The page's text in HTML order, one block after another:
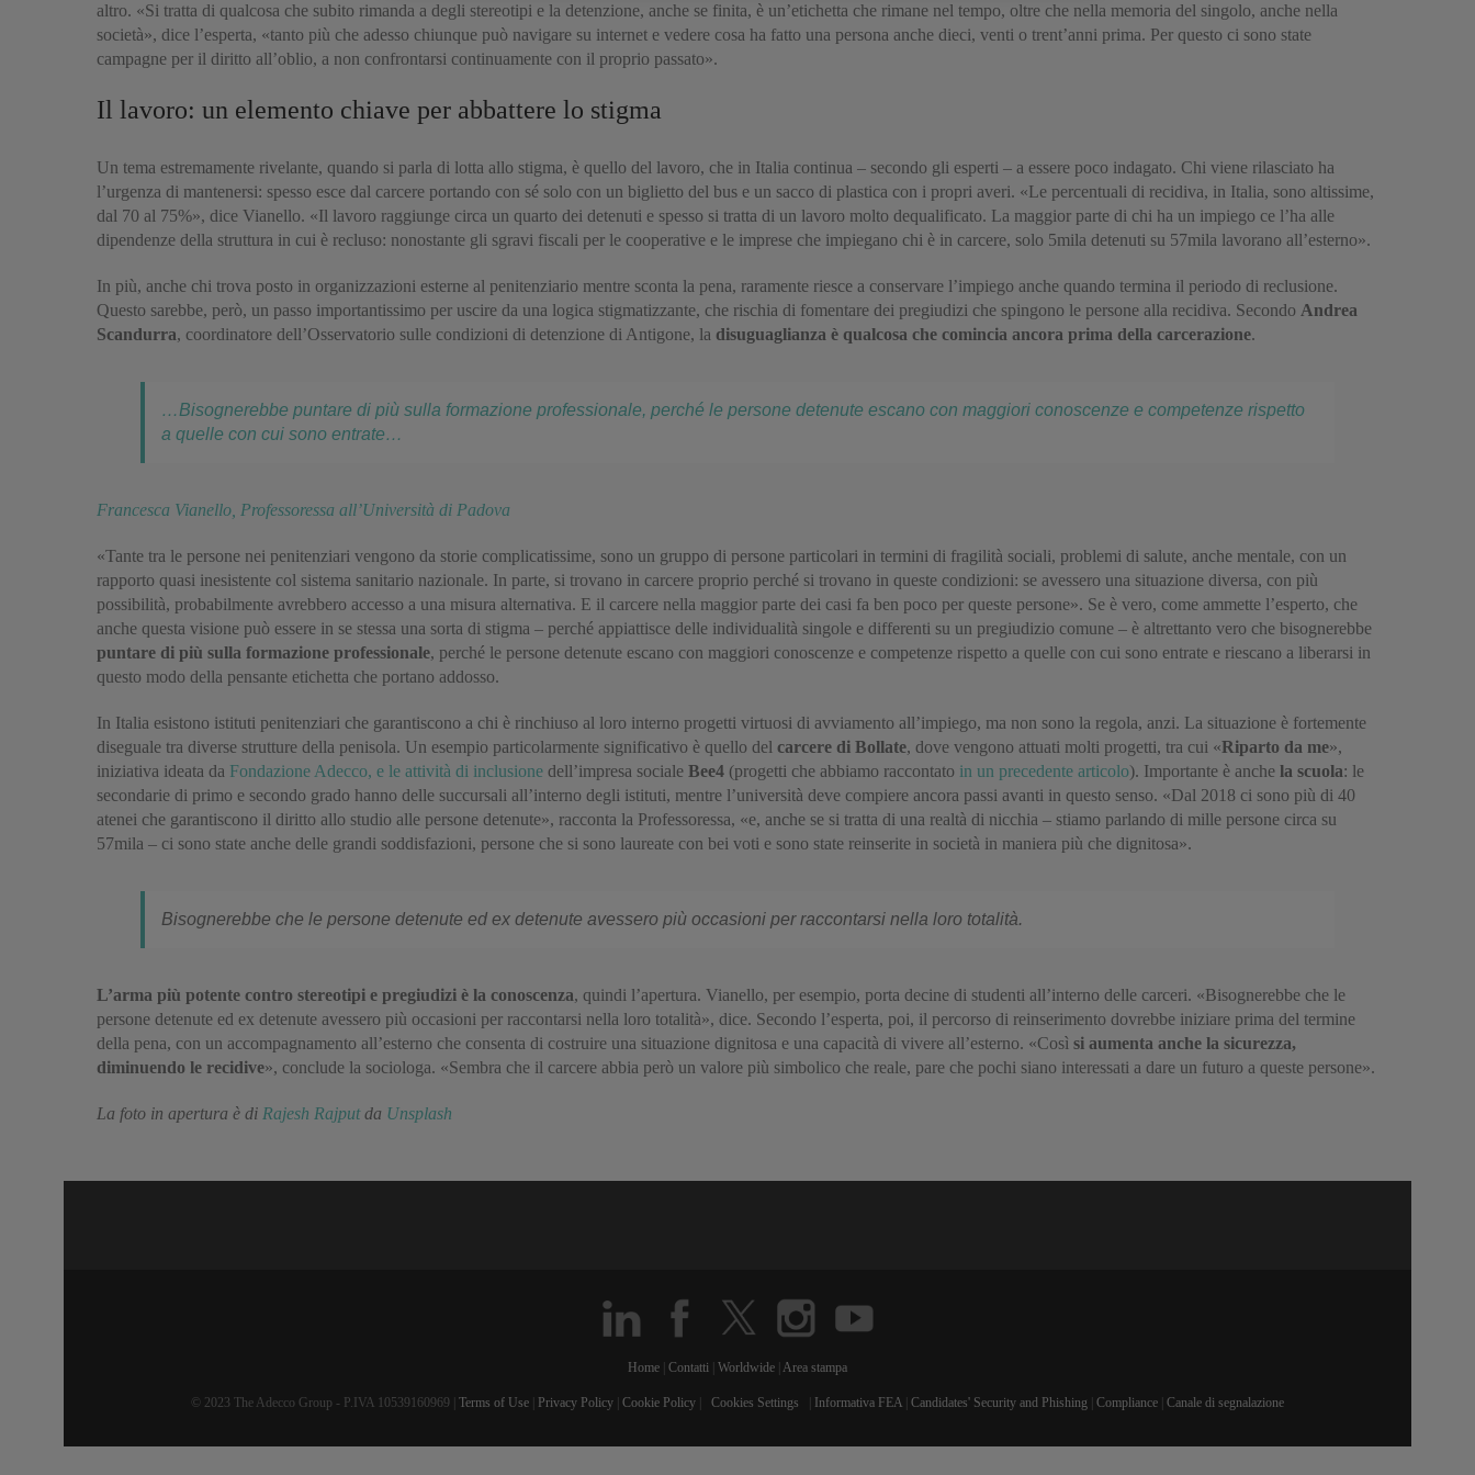
altro. «Si tratta di qualcosa che subito rimanda a degli stereotipi e la detenzione, anche se finita, è un’etichetta che rimane nel tempo, oltre che nella memoria del singolo, anche nella
società», dice l’esperta, «tanto più che adesso chiunque può navigare su internet e vedere cosa ha fatto una persona anche dieci, venti o trent’anni prima. Per questo ci sono state
campagne per il diritto all’oblio, a non confrontarsi continuamente con il proprio passato».
Il lavoro: un elemento chiave per abbattere lo stigma
Un tema estremamente rivelante, quando si parla di lotta allo stigma, è quello del lavoro, che in Italia continua – secondo gli esperti – a essere poco indagato. Chi viene rilasciato ha
l’urgenza di mantenersi: spesso esce dal carcere portando con sé solo con un biglietto del bus e un sacco di plastica con i propri averi. «Le percentuali di recidiva, in Italia, sono altissime,
dal 70 al 75%», dice Vianello. «Il lavoro raggiunge circa un quarto dei detenuti e spesso si tratta di un lavoro molto dequalificato. La maggior parte di chi ha un impiego ce l’ha alle
dipendenze della struttura in cui è recluso: nonostante gli sgravi fiscali per le cooperative e le imprese che impiegano chi è in carcere, solo 5mila detenuti su 57mila lavorano all’esterno».
In più, anche chi trova posto in organizzazioni esterne al penitenziario mentre sconta la pena, raramente riesce a conservare l’impiego anche quando termina il periodo di reclusione.
Questo sarebbe, però, un passo importantissimo per uscire da una logica stigmatizzante, che rischia di fomentare dei pregiudizi che spingono le persone alla recidiva. Secondo Andrea
Scandurra, coordinatore dell’Osservatorio sulle condizioni di detenzione di Antigone, la disuguaglianza è qualcosa che comincia ancora prima della carcerazione.
…Bisognerebbe puntare di più sulla formazione professionale, perché le persone detenute escano con maggiori conoscenze e competenze rispetto
a quelle con cui sono entrate…
Francesca Vianello, Professoressa all’Università di Padova
«Tante tra le persone nei penitenziari vengono da storie complicatissime, sono un gruppo di persone particolari in termini di fragilità sociali, problemi di salute, anche mentale, con un
rapporto quasi inesistente col sistema sanitario nazionale. In parte, si trovano in carcere proprio perché si trovano in queste condizioni: se avessero una situazione diversa, con più
possibilità, probabilmente avrebbero accesso a una misura alternativa. E il carcere nella maggior parte dei casi fa ben poco per queste persone». Se è vero, come ammette l’esperto, che
anche questa visione può essere in se stessa una sorta di stigma – perché appiattisce delle individualità singole e differenti su un pregiudizio comune – è altrettanto vero che bisognerebbe
puntare di più sulla formazione professionale, perché le persone detenute escano con maggiori conoscenze e competenze rispetto a quelle con cui sono entrate e riescano a liberarsi in
questo modo della pensante etichetta che portano addosso.
In Italia esistono istituti penitenziari che garantiscono a chi è rinchiuso al loro interno progetti virtuosi di avviamento all’impiego, ma non sono la regola, anzi. La situazione è fortemente
diseguale tra diverse strutture della penisola. Un esempio particolarmente significativo è quello del carcere di Bollate, dove vengono attuati molti progetti, tra cui «Riparto da me»,
iniziativa ideata da Fondazione Adecco, e le attività di inclusione dell’impresa sociale Bee4 (progetti che abbiamo raccontato in un precedente articolo). Importante è anche la scuola: le
secondarie di primo e secondo grado hanno delle succursali all’interno degli istituti, mentre l’università deve compiere ancora passi avanti in questo senso. «Dal 2018 ci sono più di 40
atenei che garantiscono il diritto allo studio alle persone detenute», racconta la Professoressa, «e, anche se si tratta di una realtà di nicchia – stiamo parlando di mille persone circa su
57mila – ci sono state anche delle grandi soddisfazioni, persone che si sono laureate con bei voti e sono state reinserite in società in maniera più che dignitosa».
Bisognerebbe che le persone detenute ed ex detenute avessero più occasioni per raccontarsi nella loro totalità.
L’arma più potente contro stereotipi e pregiudizi è la conoscenza, quindi l’apertura. Vianello, per esempio, porta decine di studenti all’interno delle carceri. «Bisognerebbe che le
persone detenute ed ex detenute avessero più occasioni per raccontarsi nella loro totalità», dice. Secondo l’esperta, poi, il percorso di reinserimento dovrebbe iniziare prima del termine
della pena, con un accompagnamento all’esterno che consenta di costruire una situazione dignitosa e una capacità di vivere all’esterno. «Così si aumenta anche la sicurezza,
diminuendo le recidive», conclude la sociologa. «Sembra che il carcere abbia però un valore più simbolico che reale, pare che pochi siano interessati a dare un futuro a queste persone».
La foto in apertura è di Rajesh Rajputda Unsplash
Home Contatti Worldwide Area stampa
© 2023 The Adecco Group - P.IVA 10539160969 | Terms of Use Privacy Policy Cookie Policy Cookies Settings Informativa FEA Candidates' Security and Phishing Compliance Canale di segnalazione